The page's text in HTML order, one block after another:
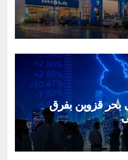
بحر قزوين بفرق